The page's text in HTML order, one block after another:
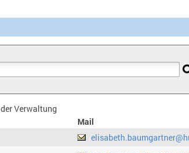
Verwaltung
Mail